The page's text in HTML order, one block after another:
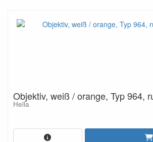
Objektiv, weiß / orange, Typ 964,
Hella